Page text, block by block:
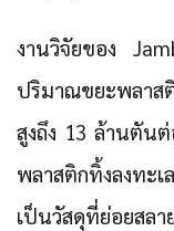
งานวิจัยของ
ปริมาณขยะพลาส
สูงถึง 13 ล้านตัน
พลาสติกทิ้งลงทะ
เป็นวัสดุที่ย่อยสล